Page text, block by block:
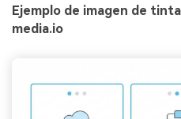
Ejemplo de imagen de
media.io